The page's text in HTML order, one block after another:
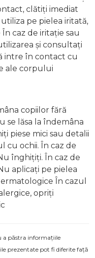
clătiți imediat
pe pielea iritată,
caz de iritație sau
și consultați
intre în contact cu
ale corpului
copiilor fără
se lăsa la îndemâna
piese mici sau detalii
cu ochii. În caz de
înghițiți. În caz de
aplicați pe pielea
În cazul
opriți
a păstra informațiile
prezentate pot fi diferite față